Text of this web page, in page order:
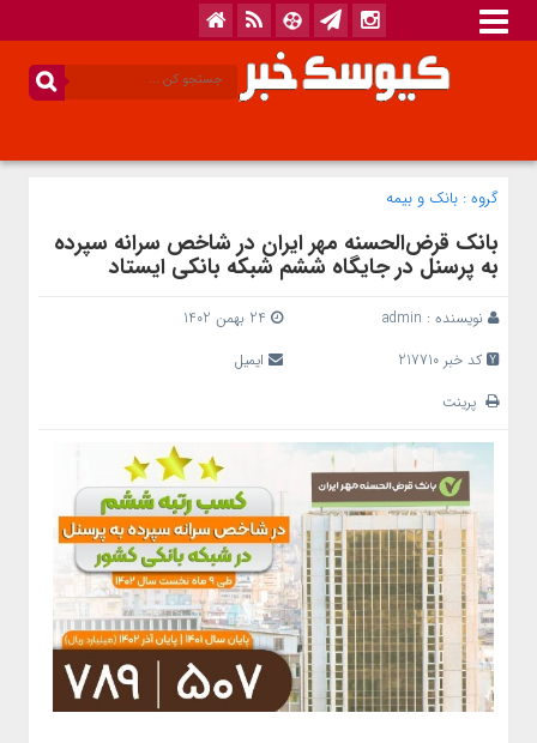
گروه : بانک‌ و بیمه
بانک قرض‌الحسنه مهر ایران در شاخص سرانه سپرده
به پرسنل در جایگاه ششم شبکه بانکی ایستاد
نویسنده : admin
کد خبر 217710
ایمیل
پرینت